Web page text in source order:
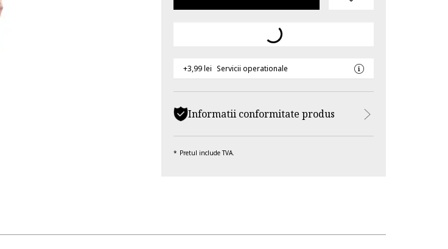
+3,99 lei Servicii operationale
Informatii conformitate produs
Pretul include TVA.